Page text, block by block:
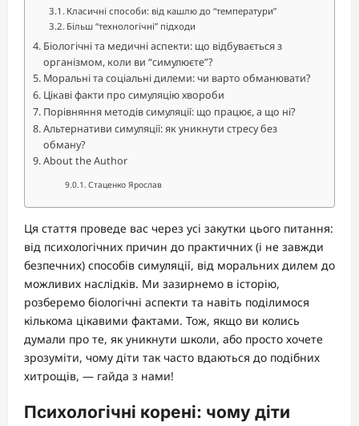
Класичні способи: від кашлю до “температури”
Більш “технологічні” підходи
Біологічні та медичні аспекти: що відбувається з
організмом, коли ви “симулюєте”?
Моральні та соціальні дилеми: чи варто обманювати?
Цікаві факти про симуляцію хвороби
Порівняння методів симуляції: що працює, а що ні?
Альтернативи симуляції: як уникнути стресу без
обману?
About the Author
Стаценко Ярослав
Ця стаття проведе вас через усі закутки цього питання:
від психологічних причин до практичних (і не завжди
безпечних) способів симуляції, від моральних дилем до
можливих наслідків. Ми зазирнемо в історію,
розберемо біологічні аспекти та навіть поділимося
кількома цікавими фактами. Тож, якщо ви колись
думали про те, як уникнути школи, або просто хочете
зрозуміти, чому діти так часто вдаються до подібних
хитрощів, — гайда з нами!
Психологічні корені: чому діти